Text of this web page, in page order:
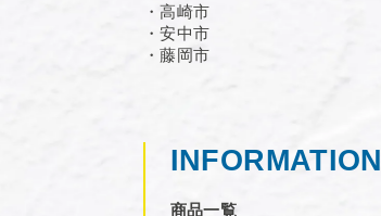
・高崎市
・安中市
・藤岡市
INFORMATION
商品一覧